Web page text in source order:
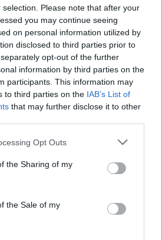
Please note that after your
you may continue seeing
on personal information utilized by
disclosed to third parties prior to
opt-out of the further
information by third parties on the
participants. This information may
to third parties on the IAB’s List of
that may further disclose it to other
Opt Outs
the Sharing of my
the Sale of my
om natta